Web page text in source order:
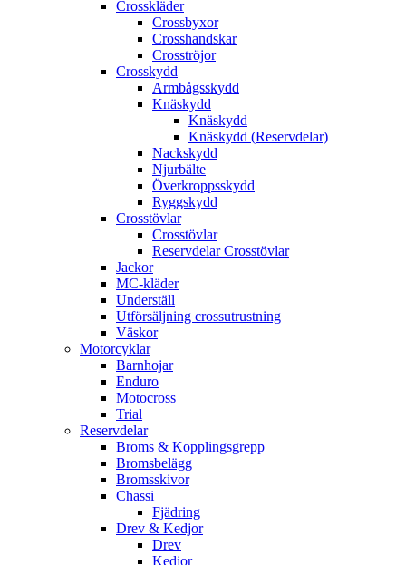
Crosskläder
Crossbyxor
Crosshandskar
Crosströjor
Crosskydd
Armbågsskydd
Knäskydd
Knäskydd
Knäskydd (Reservdelar)
Nackskydd
Njurbälte
Överkroppsskydd
Ryggskydd
Crosstövlar
Crosstövlar
Reservdelar Crosstövlar
Jackor
MC-kläder
Underställ
Utförsäljning crossutrustning
Väskor
Motorcyklar
Barnhojar
Enduro
Motocross
Trial
Reservdelar
Broms & Kopplingsgrepp
Bromsbelägg
Bromsskivor
Chassi
Fjädring
Drev & Kedjor
Drev
Kedjor